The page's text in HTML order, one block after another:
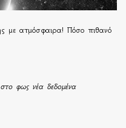
με ατμόσφαιρα! Πόσο πιθανό
φως νέα δεδομένα